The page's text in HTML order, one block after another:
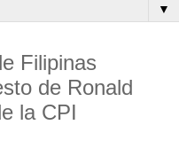
▼
Filipinas
de Ronald
la CPI